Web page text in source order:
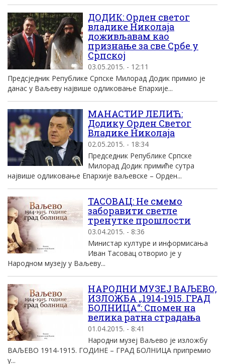
ДОДИК: Орден светог
владике Николаја
доживљавам као
признање за све Србе у
Српској
03.05.2015. - 12:11
Предсједник Републике Српске Милорад Додик примио је
данас у Ваљеву највише одликовање Епархије...
МАНАСТИР ЛЕЛИЋ:
Додику Орден Светог
Владике Николаја
02.05.2015. - 18:34
Председник Републике Српске
Милорад Додик примиће сутра
највише одликовање Епархије ваљевске – Орден...
ТАСОВАЦ: Не смемо
заборавити светле
тренутке прошлости
03.04.2015. - 8:36
Министар културе и информисања
Иван Тасовац отворио је у
Народном музеју у Ваљеву...
НАРОДНИ МУЗЕЈ ВАЉЕВО,
ИЗЛОЖБА „1914-1915. ГРАД
БОЛНИЦА“: Спомен на
велика ратна страдања
01.04.2015. - 8:41
Народни музеј Ваљево је изложбу
ВАЉЕВО 1914-1915. ГОДИНЕ – ГРАД БОЛНИЦА припремио
у...